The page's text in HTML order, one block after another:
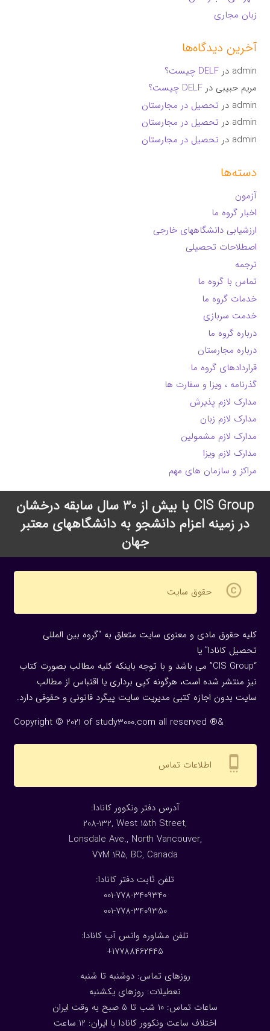
زبان مجاری
آخرین دیدگاه‌ها
admin درDELF چیست؟
مریم حبیبی درDELF چیست؟
admin در تحصیل در مجارستان
admin در تحصیل در مجارستان
admin در تحصیل در مجارستان
دسته‌ها
آزمون
اخبار گروه ما
ارزشیابی دانشگاههای خارجی
اصطلاحات تحصیلی
ترجمه
تماس با گروه ما
خدمات گروه ما
خدمت سربازی
درباره گروه ما
درباره مجارستان
قراردادهای گروه ما
گذرنامه ، ویزا و سفارت ها
مدارک لازم پذیرش
مدارک لازم زبان
مدارک لازم مشمولین
مدارک لازم ویزا
مراکز و سازمان های مهم
CIS Group با بیش از 30 سال سابقه درخشان
در زمینه اعزام دانشجو به دانشگاههای معتبر
جهان
copyright حقوق سایت
کلیه حقوق مادی و معنوی سایت متعلق به “گروه بین المللی
تحصیل کانادا” یا
“CIS Group” می باشد و با توجه باینکه کلیه مطالب بصورت کتاب
نیز منتشر شده است، هرگونه كپی برداری یا اقتباس از مطالب
سایت بدون اجازه كتبی مدیریت سایت پیگرد قانونی و حقوقی دارد.
Copyright © 2021 of study3000.com all reserved ®&
settings_cell اطلاعات تماس
:آدرس دفتر ونکوور کانادا
208-132, West 15th Street,
Lonsdale Ave., North Vancouver,
V7M 1R5, BC, Canada
:تلفن ثابت دفتر کانادا
001-778-3409340
001-778-3409350
تلفن مشاوره واتس آپ کانادا:
17788462445+
روزهای تماس: دوشنبه تا شنبه
تعطیلات: روزهای یکشنبه
ساعات تماس: 10 شب تا 5 صبح به وقت ایران
اختلاف ساعت ونکوور کانادا با ایران: 1 2 ساعت